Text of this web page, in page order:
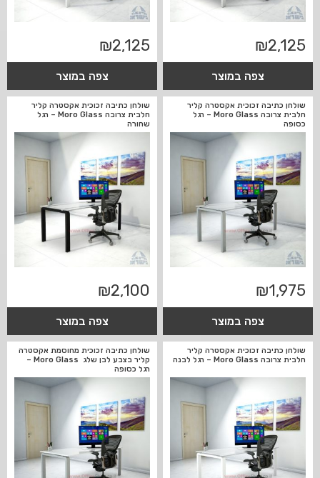
₪2,125
צפה במוצר
₪2,125
צפה במוצר
שולחן כתיבה זכוכית אקסטרה קליר
חלבית צרובה Moro Glass – רגל
כסופה
₪1,975
צפה במוצר
שולחן כתיבה זכוכית אקסטרה קליר
חלבית צרובה Moro Glass – רגל
שחורה
₪2,100
צפה במוצר
שולחן כתיבה זכוכית אקסטרה קליר
חלבית צרובה Moro Glass – רגל לבנה
שולחן כתיבה זכוכית מחוסמת אקסטרה
קליר בצבע לבן שלג Moro Glass –
רגל כסופה